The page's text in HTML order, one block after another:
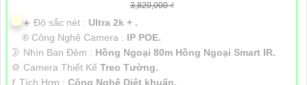
3,820,000 ₫
☀️ Độ sắc nét : Ultra 2k + .
®️ Công Nghệ Camera : IP POE.
🌛 Nhìn Ban Đêm : Hồng Ngoại 80m Hồng Ngoại Smart IR.
💢 Camera Thiết Kế Treo Tường.
️ƒ Tích Hợp : Công Nghệ Diệt khuẩn.